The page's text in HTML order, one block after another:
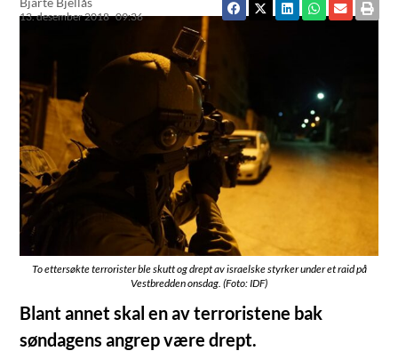
13. desember 2018 09:36
To ettersøkte terrorister ble skutt og drept av israelske styrker under et raid på
Vestbredden onsdag. (Foto: IDF)
Blant annet skal en av terroristene bak
søndagens angrep være drept.